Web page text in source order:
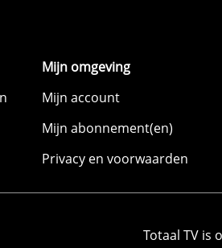
Mijn omgeving
Mijn account
Mijn abonnement(en)
Privacy en voorwaarden
Totaal TV is